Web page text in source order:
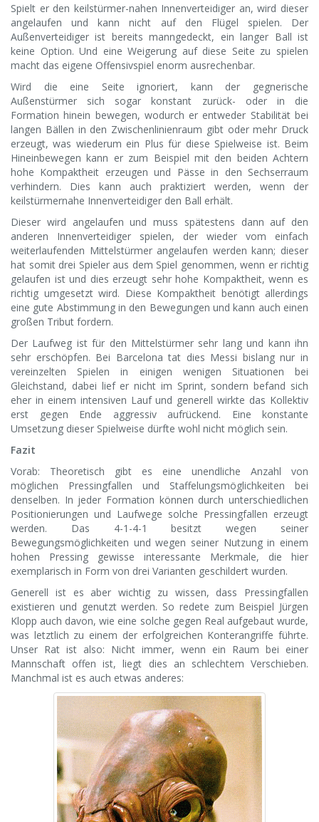
Spielt er den keilstürmer-nahen Innenverteidiger an, wird dieser
angelaufen und kann nicht auf den Flügel spielen. Der
Außenverteidiger ist bereits manngedeckt, ein langer Ball ist
keine Option. Und eine Weigerung auf diese Seite zu spielen
macht das eigene Offensivspiel enorm ausrechenbar.
Wird die eine Seite ignoriert, kann der gegnerische
Außenstürmer sich sogar konstant zurück- oder in die
Formation hinein bewegen, wodurch er entweder Stabilität bei
langen Bällen in den Zwischenlinienraum gibt oder mehr Druck
erzeugt, was wiederum ein Plus für diese Spielweise ist. Beim
Hineinbewegen kann er zum Beispiel mit den beiden Achtern
hohe Kompaktheit erzeugen und Pässe in den Sechserraum
verhindern. Dies kann auch praktiziert werden, wenn der
keilstürmernahe Innenverteidiger den Ball erhält.
Dieser wird angelaufen und muss spätestens dann auf den
anderen Innenverteidiger spielen, der wieder vom einfach
weiterlaufenden Mittelstürmer angelaufen werden kann; dieser
hat somit drei Spieler aus dem Spiel genommen, wenn er richtig
gelaufen ist und dies erzeugt sehr hohe Kompaktheit, wenn es
richtig umgesetzt wird. Diese Kompaktheit benötigt allerdings
eine gute Abstimmung in den Bewegungen und kann auch einen
großen Tribut fordern.
Der Laufweg ist für den Mittelstürmer sehr lang und kann ihn
sehr erschöpfen. Bei Barcelona tat dies Messi bislang nur in
vereinzelten Spielen in einigen wenigen Situationen bei
Gleichstand, dabei lief er nicht im Sprint, sondern befand sich
eher in einem intensiven Lauf und generell wirkte das Kollektiv
erst gegen Ende aggressiv aufrückend. Eine konstante
Umsetzung dieser Spielweise dürfte wohl nicht möglich sein.
Fazit
Vorab: Theoretisch gibt es eine unendliche Anzahl von
möglichen Pressingfallen und Staffelungsmöglichkeiten bei
denselben. In jeder Formation können durch unterschiedlichen
Positionierungen und Laufwege solche Pressingfallen erzeugt
werden. Das 4-1-4-1 besitzt wegen seiner
Bewegungsmöglichkeiten und wegen seiner Nutzung in einem
hohen Pressing gewisse interessante Merkmale, die hier
exemplarisch in Form von drei Varianten geschildert wurden.
Generell ist es aber wichtig zu wissen, dass Pressingfallen
existieren und genutzt werden. So redete zum Beispiel Jürgen
Klopp auch davon, wie eine solche gegen Real aufgebaut wurde,
was letztlich zu einem der erfolgreichen Konterangriffe führte.
Unser Rat ist also: Nicht immer, wenn ein Raum bei einer
Mannschaft offen ist, liegt dies an schlechtem Verschieben.
Manchmal ist es auch etwas anderes: